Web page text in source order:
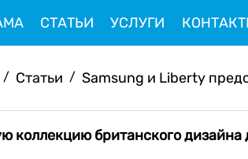
СТАТЬИ УСЛУГИ
/ Статьи / Samsung и Liberty
коллекцию британского дизайна